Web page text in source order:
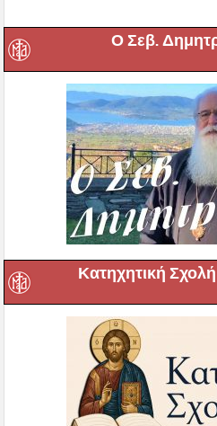
Ο Σεβ.
Κατηχητική